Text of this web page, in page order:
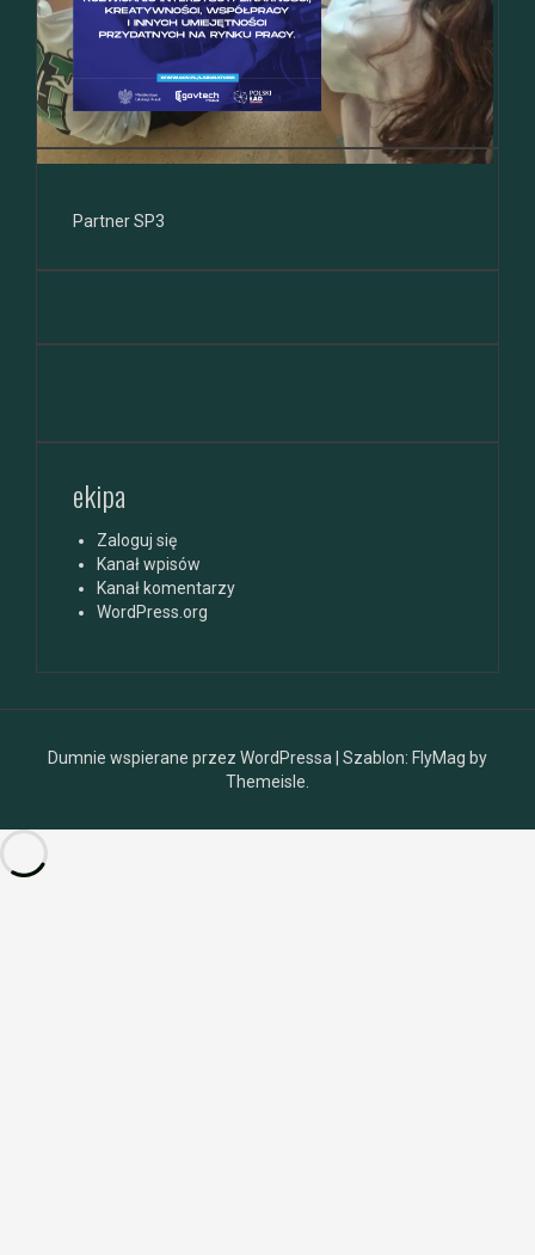
Partner SP3
ekipa
Zaloguj się
Kanał wpisów
Kanał komentarzy
WordPress.org
Dumnie wspierane przez WordPressa Szablon: FlyMag by
Themeisle.